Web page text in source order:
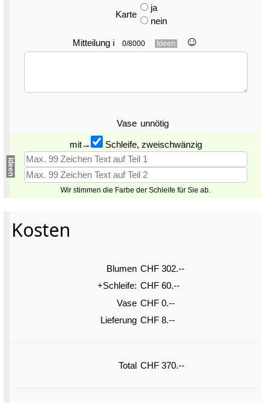
Karte
ja
nein
Mitteilung ℹ 0/8000 Ideen ☺︎
Vase unnötig
Ideen
mit→ Schleife, zweischwänzig
Wir stimmen die Farbe der Schleife für Sie ab.
Kosten
Blumen CHF 302.--
+Schleife: CHF 60.--
Vase CHF 0.--
Lieferung CHF 8.--
Total CHF 370.--